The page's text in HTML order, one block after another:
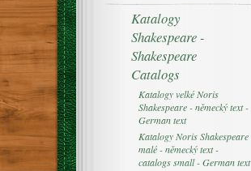
Katalogy
Shakespeare -
Shakespeare
Catalogs
Katalogy velké Noris
Shakespeare - německý text -
German text
Katalogy Noris Shakespeare
malé - německý text -
catalogs small - German text